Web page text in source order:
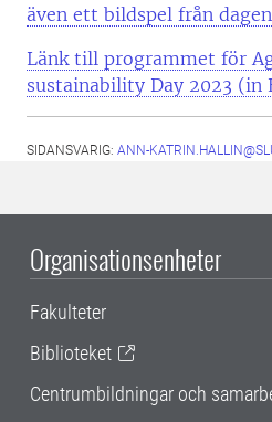
även ett bildspel från dagen
Länk till programmet för
sustainability Day 2023 (in
SIDANSVARIG: ANN-
Organisationsenheter
Fakulteter
Biblioteket
Centrumbildningar och